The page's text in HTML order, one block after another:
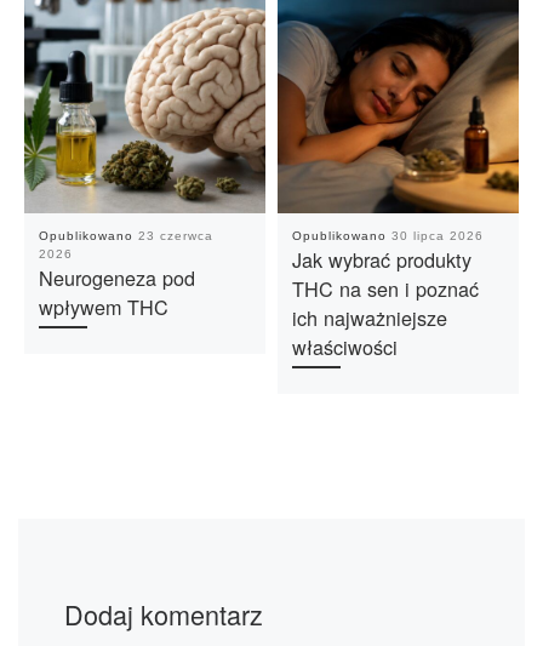
Opublikowano 23 czerwca
2026
Neurogeneza pod
wpływem THC
Opublikowano 30 lipca 2026
Jak wybrać produkty
THC na sen i poznać
ich najważniejsze
właściwości
Dodaj komentarz